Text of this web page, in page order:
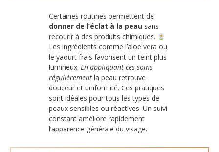
Certaines routines permettent de
donner de l’éclat à la peau sans
recourir à des produits chimiques.
Les ingrédients comme l’aloe vera ou
le yaourt frais favorisent un teint plus
lumineux. En appliquant ces soins
régulièrement la peau retrouve
douceur et uniformité. Ces pratiques
sont idéales pour tous les types de
peaux sensibles ou réactives. Un suivi
constant améliore rapidement
l’apparence générale du visage.